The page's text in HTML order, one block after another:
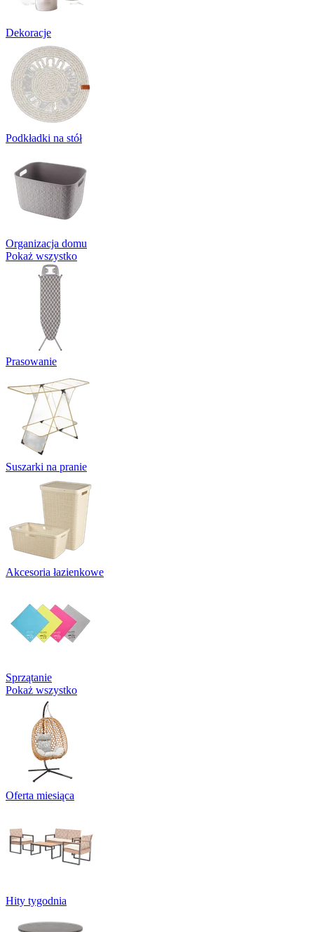
Dekoracje
Podkładki na stół
Organizacja domu
Pokaż wszystko
Prasowanie
Suszarki na pranie
Akcesoria łazienkowe
Sprzątanie
Pokaż wszystko
Oferta miesiąca
Hity tygodnia